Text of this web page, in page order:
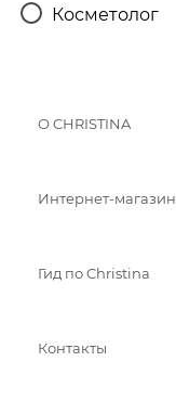
Косметолог
О CHRISTINA
Интернет-магазин
Гид по Christina
Контакты